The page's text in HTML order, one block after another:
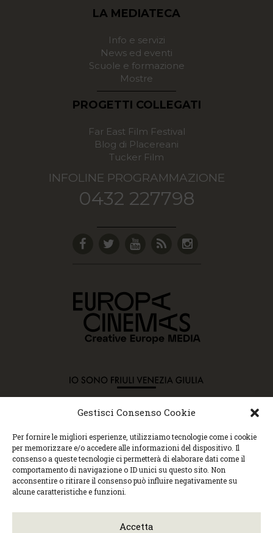
Gestisci Consenso Cookie
Per fornire le migliori esperienze, utilizziamo tecnologie come i cookie
per memorizzare e/o accedere alle informazioni del dispositivo. Il
consenso a queste tecnologie ci permetterà di elaborare dati come il
comportamento di navigazione o ID unici su questo sito. Non
acconsentire o ritirare il consenso può influire negativamente su
alcune caratteristiche e funzioni.
Accetta
LA MEDIATECA
Info e servizi
News ed eventi
Scuole e formazione
Mostre
PROGETTI COLLEGATI
Far East Film Festival
Blog di Placereani
Tucker Film
INFOLINE PROGRAMMAZIONE
0432 227798
Copyright © 2015 Cec, Tutti i diritti riservati. Nessun
contenuto può essere copiato o manipolato. Accedendo al
sito approvi la Policy sulla privacy e la Policy sui
contenuti.
Centro espressioni cinematografiche, via Villalta, 24 |
33100 Udine | tel. 0432 299545 | P.Iva 01295290306 |
cec@cecudine.org
504240